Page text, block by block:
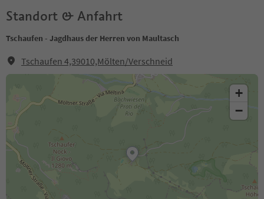
Standort & Anfahrt
Tschaufen - Jagdhaus der Herren von Maultasch
Tschaufen 4,39010,Mölten/Verschneid
+
−